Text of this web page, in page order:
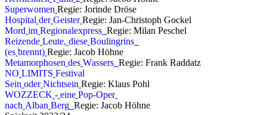
Superwomen Regie: Jorinde Dröse
Hospital der Geister Regie: Jan-Christoph Gockel
Mord im Regionalexpress Regie: Milan Peschel
Reizende Leute, diese Boulingrins
(es brennt) Regie: Jacob Höhne
Metamorphosen des Wassers Regie: Frank Raddatz
NO LIMITS Festival
Sein oder Nichtsein Regie: Klaus Pohl
WOZZECK - eine Pop-Oper
nach Alban Berg Regie: Jacob Höhne